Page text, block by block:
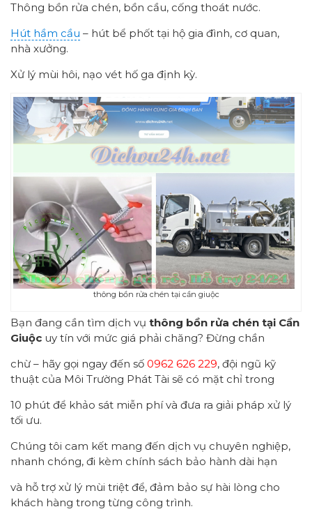
Thông bồn rửa chén, bồn cầu, cống thoát nước.
Hút hầm cầu – hút bể phốt tại hộ gia đình, cơ quan,
nhà xưởng.
Xử lý mùi hôi, nạo vét hố ga định kỳ.
thông bồn rửa chén tại cần giuộc
Bạn đang cần tìm dịch vụ thông bồn rửa chén tại Cần
Giuộc uy tín với mức giá phải chăng? Đừng chần
chừ – hãy gọi ngay đến số 0962 626 229, đội ngũ kỹ
thuật của Môi Trường Phát Tài sẽ có mặt chỉ trong
10 phút để khảo sát miễn phí và đưa ra giải pháp xử lý
tối ưu.
Chúng tôi cam kết mang đến dịch vụ chuyên nghiệp,
nhanh chóng, đi kèm chính sách bảo hành dài hạn
và hỗ trợ xử lý mùi triệt để, đảm bảo sự hài lòng cho
khách hàng trong từng công trình.